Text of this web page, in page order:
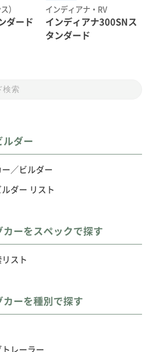
）
ダード
インディアナ・RV
インディアナ300SNス
タンダード
ルダー
／ビルダー
ダー リスト
カーをスペックで探す
スト
ーを種別で探す
レーラー